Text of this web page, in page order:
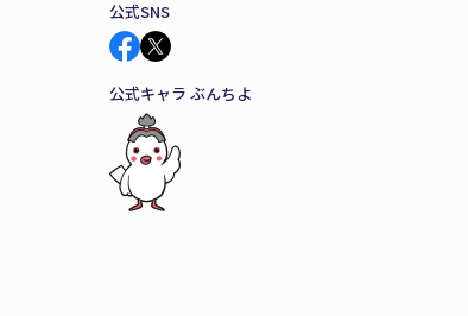
公式SNS
公式キャラ ぶんちよ